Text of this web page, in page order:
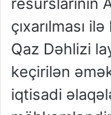
resurslarının
çıxarılması
Qaz Dəhlizi
keçirilən
iqtisadi